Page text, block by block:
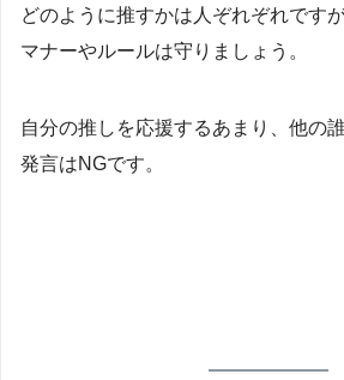
どのように推すかは人ぞれぞれです
マナーやルールは守りましょう。
自分の推しを応援するあまり、他の
発言はNGです。